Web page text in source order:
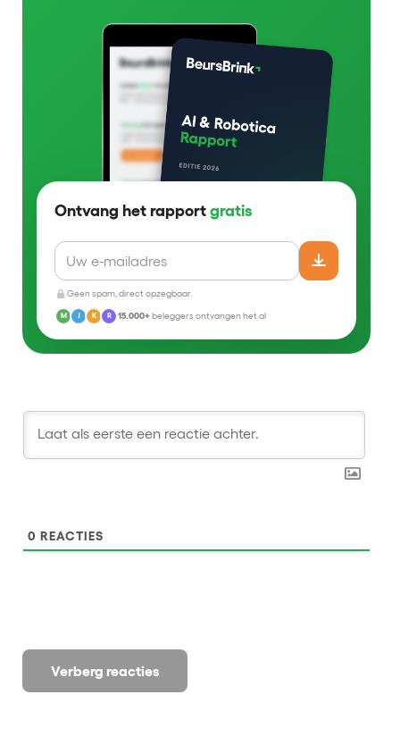
Ontvang het rapport gratis
Geen spam, direct opzegbaar.
M J K R 15.000+beleggers ontvangen het al
Verberg reacties
0 REACTIES